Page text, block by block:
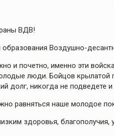
ВДВ!
Воздушно-
и почетно, именно эти
люди. Бойцов крылатой
долг, никогда не подведете
равняться наше молодое
здоровья, благополучия,